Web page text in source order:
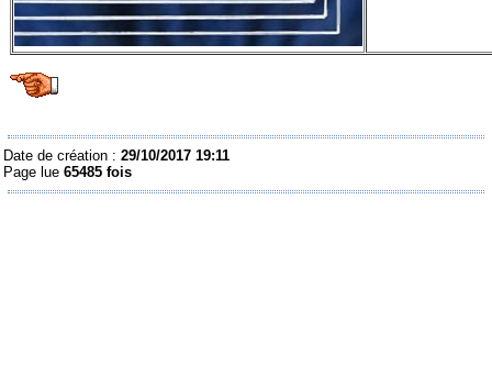
Date de création :29/10/2017 19:11
Page lue65485 fois